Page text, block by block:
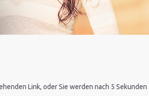
Link, oder Sie werden nach 5 Sekunden